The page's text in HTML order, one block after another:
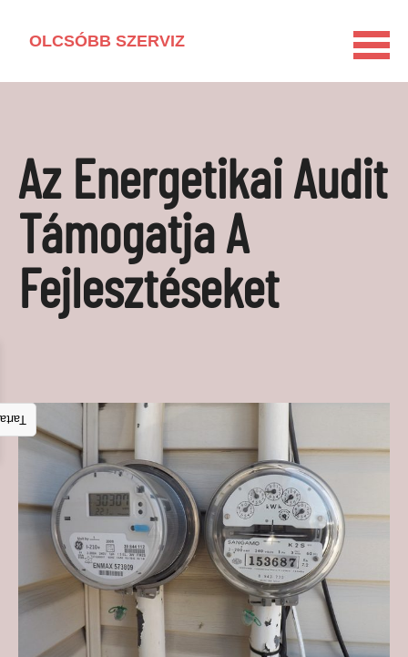
OLCSÓBB SZERVIZ
LAKÁSFELÚJÍTÁS
VEGYSZERMENTES HÁZTARTÁS
BARKÁCSOLÁS
KAPCSOLAT
MÉDIAAJÁNLAT
Az Energetikai Audit
Támogatja A
Fejlesztéseket